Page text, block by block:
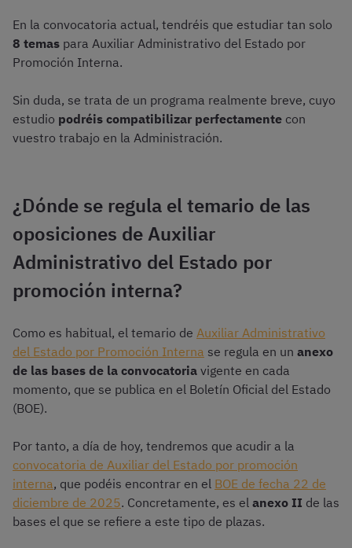
En la convocatoria actual, tendréis que estudiar tan solo
8 temas para Auxiliar Administrativo del Estado por
Promoción Interna.
Sin duda, se trata de un programa realmente breve, cuyo
estudio podréis compatibilizar perfectamente con
vuestro trabajo en la Administración.
¿Dónde se regula el temario de las
oposiciones de Auxiliar
Administrativo del Estado por
promoción interna?
Como es habitual, el temario de Auxiliar Administrativo
del Estado por Promoción Interna se regula en un anexo
de las bases de la convocatoria vigente en cada
momento, que se publica en el Boletín Oficial del Estado
(BOE).
Por tanto, a día de hoy, tendremos que acudir a la
convocatoria de Auxiliar del Estado por promoción
interna, que podéis encontrar en el BOE de fecha 22 de
diciembre de 2025. Concretamente, es el anexo II de las
bases el que se refiere a este tipo de plazas.